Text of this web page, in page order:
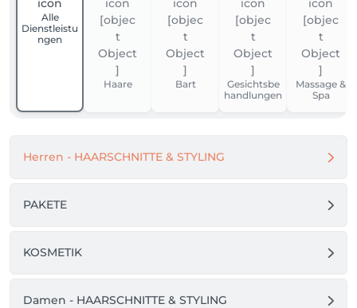
Alle
Dienstleistu
ngen
Haare Bart
Gesichtsbe
handlungen
Massage &
Spa
Herren - HAARSCHNITTE & STYLING
PAKETE
KOSMETIK
Damen - HAARSCHNITTE & STYLING